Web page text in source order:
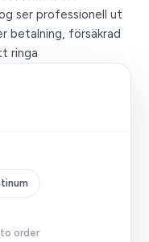
ser professionell ut
betalning, försäkrad
ringa
order